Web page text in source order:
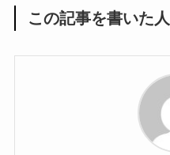
この記事を書いた人